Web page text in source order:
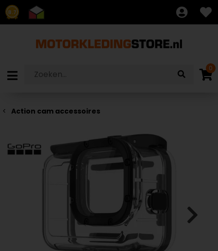
8.7
0
Action cam accessoires